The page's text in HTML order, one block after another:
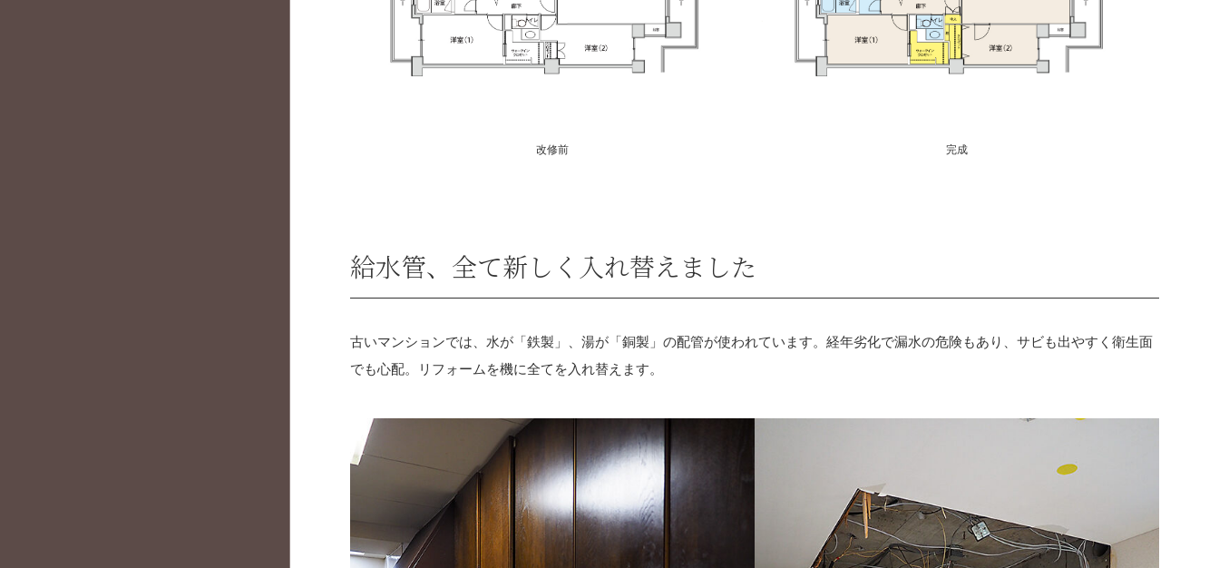
改修前 完成
給水管、 全て新しく入れ替えました
古いマンションでは、水が「鉄製」、湯が「銅製」の配管が使われています。経年劣化で漏水の危険もあり、サビも出やすく衛生面
でも心配。リフォームを機に全てを入れ替えます。